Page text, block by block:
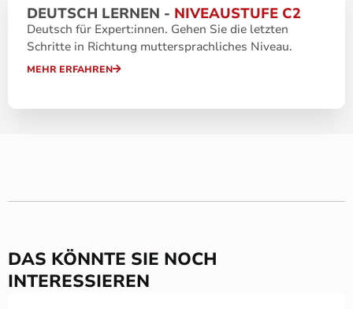
DEUTSCH LERNEN - NIVEAUSTUFE C2
Deutsch für Expert:innen. Gehen Sie die letzten
Schritte in Richtung muttersprachliches Niveau.
MEHR ERFAHREN
DAS KÖNNTE SIE NOCH
INTERESSIEREN